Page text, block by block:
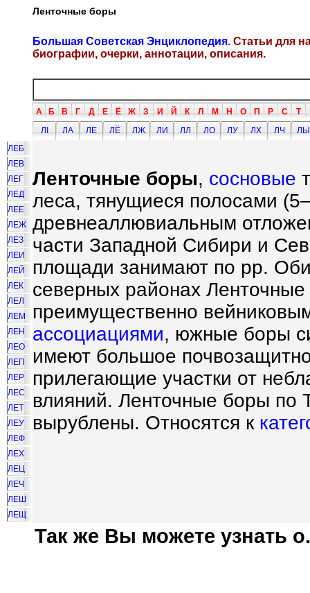
Ленточные боры
Большая Советская Энциклопедия. Статьи для
биографии, очерки, аннотации, описания.
А Б В Г Д Е Ё Ж З И Й К Л М Н О П Р С Т
ЛI
ЛА ЛЕ ЛЁ ЛЖ ЛИ ЛЛ ЛО ЛУ ЛХ ЛЧ
ЛЫ
ЛЕБ
ЛЕВ
ЛЕГ
ЛЕД
ЛЕЕ
ЛЕЖ
ЛЕЗ
ЛЕИ
ЛЕЙ
ЛЕК
ЛЕЛ
ЛЕМ
ЛЕН
ЛЕО
ЛЕП
ЛЕР
ЛЕС
ЛЕТ
ЛЕУ
ЛЕФ
ЛЕХ
ЛЕЦ
ЛЕЧ
ЛЕШ
ЛЕЩ
Ленточные боры, сосновые
леса, тянущиеся полосами
древнеаллювиальным
части Западной Сибири и
площади занимают по рр.
северных районах
преимущественно
ассоциациями, южные боры
имеют большое
прилегающие участки от
влияний. Ленточные боры по
вырублены. Относятся к
Так же Вы можете узнать